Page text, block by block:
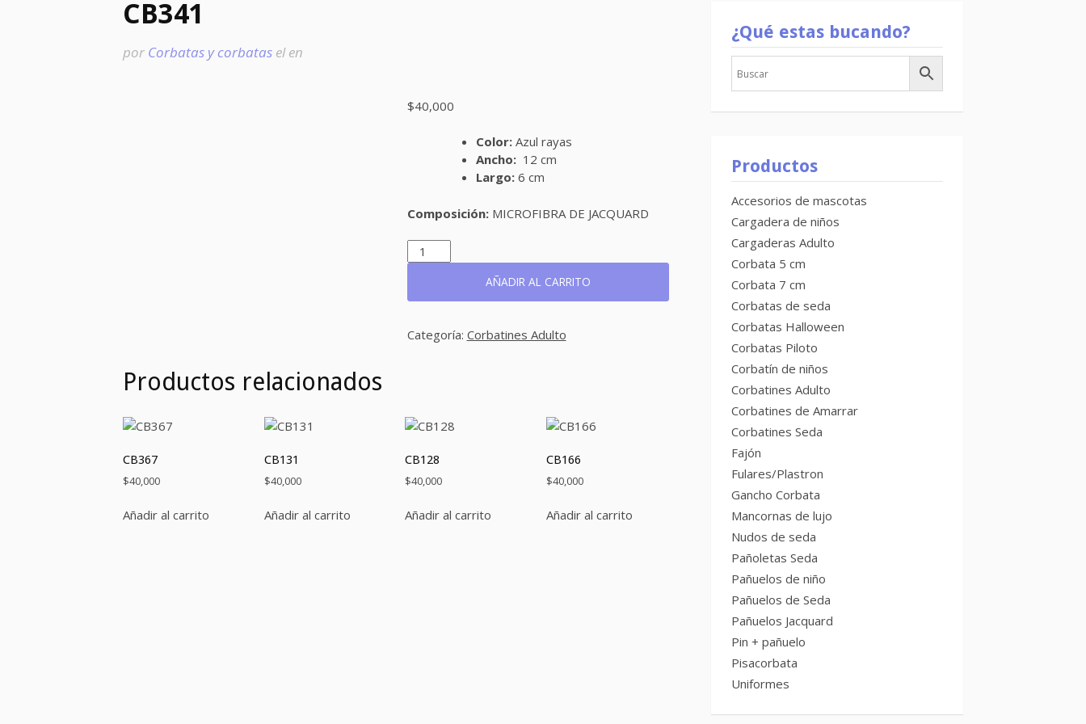
CB341
por Corbatas y corbatas elen
$40,000
Color:Azul rayas
Ancho:12 cm
Largo:6 cm
Composición: MICROFIBRA DE JACQUARD
CB341
CANTIDAD
AÑADIR AL CARRITO
Categoría: Corbatines Adulto
Productos relacionados
CB367
$40,000
Añadir al carrito
CB131
$40,000
Añadir al carrito
CB128
$40,000
Añadir al carrito
CB166
$40,000
Añadir al carrito
¿Qué estas bucando?
Productos
Accesorios de mascotas
Cargadera de niños
Cargaderas Adulto
Corbata 5 cm
Corbata 7 cm
Corbatas de seda
Corbatas Halloween
Corbatas Piloto
Corbatín de niños
Corbatines Adulto
Corbatines de Amarrar
Corbatines Seda
Fajón
Fulares/Plastron
Gancho Corbata
Mancornas de lujo
Nudos de seda
Pañoletas Seda
Pañuelos de niño
Pañuelos de Seda
Pañuelos Jacquard
Pin + pañuelo
Pisacorbata
Uniformes